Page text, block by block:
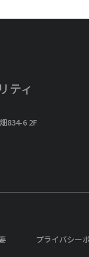
ティ
834-6 2F
プライバシー